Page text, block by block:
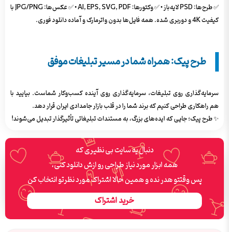
✅ طرح‌ها: PSD لایه‌باز • ✅ وکتورها: AI, EPS, SVG, PDF • ✅ عکس‌ها: JPG/PNG با
کیفیت 4K و دوربری شده. همه فایل‌ها بدون واترمارک و آماده دانلود فوری.
طرح پیک: همراه شما در مسیر تبلیغات موفق
سرمایه‌گذاری روی تبلیغات، سرمایه‌گذاری روی آینده کسب‌وکار شماست. بیایید با
هم راهکاری طراحی کنیم که برند شما را در قلب بازار جامدادی ایران قرار دهد.
✨ طرح پیک؛ جایی که ایده‌های بزرگ، به مستندات تبلیغاتی تأثیرگذار تبدیل می‌شوند!
دنبال یه سایت بی نظیری که
همه ابزار مورد نیاز طراحی رو ازش دانلود کنی،
پس وقتتو هدر نده و همین حالا اشتراک مورد نظرتو انتخاب کن
خرید اشتراک